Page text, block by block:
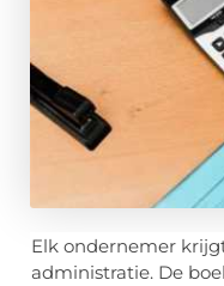
Elk ondernemer
administratie. De